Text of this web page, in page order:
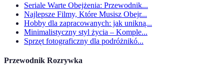
Seriale Warte Obejżenia: Przewodnik...
Najlepsze Filmy, Które Musisz Obejr...
Hobby dla zapracowanych: jak unikną...
Minimalistyczny styl życia – Komple...
Sprzęt fotograficzny dla podróżnikó...
Przewodnik Rozrywka